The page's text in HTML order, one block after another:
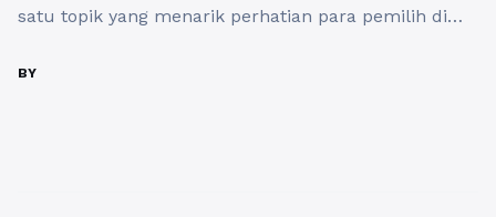
satu topik yang menarik perhatian para pemilih di
Partai Nasdem, memiliki perjalanan karier yang patut
BY